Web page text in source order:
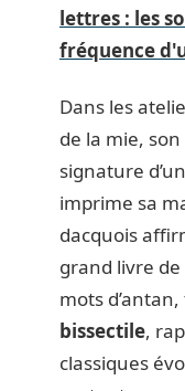
lettres : les
fréquence
Dans les
de la mie,
signature
imprime sa
dacquois
grand livre
mots
bissectile,
classiques